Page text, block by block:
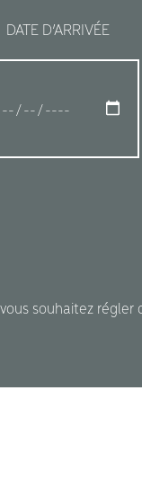
DATE D’ARRIVÉE
souhaitez